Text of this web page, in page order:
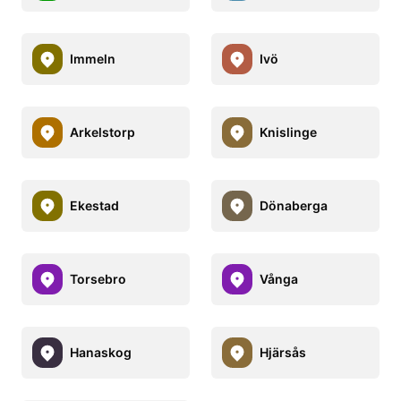
Immeln Ivö
Arkelstorp Knislinge
Ekestad Dönaberga
Torsebro Vånga
Hanaskog Hjärsås